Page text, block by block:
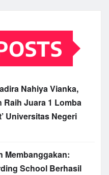
Nahiya Vianka,
Raih Juara 1 Lomba
Universitas Negeri
Membanggakan:
School Berhasil